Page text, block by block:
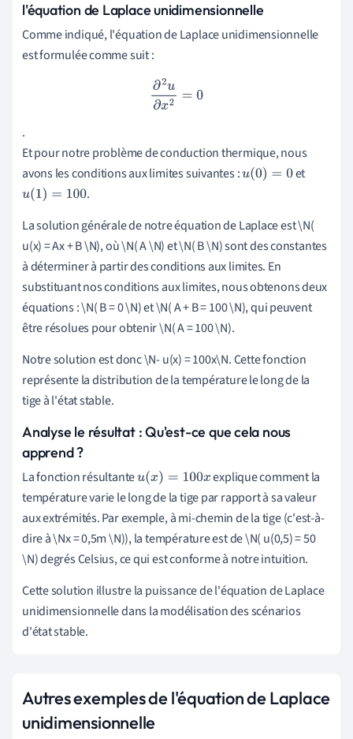
l'équation de Laplace unidimensionnelle
Comme indiqué, l'équation de Laplace unidimensionnelle
est formulée comme suit :
∂2u∂ 0
.
Et pour notre problème de conduction thermique, nous
avons les conditions aux limites suivantes :u(0)= 0
et
u(1)= 100
.
La solution générale de notre équation de Laplace est \N(
u(x) = Ax + B \N), où \N( A \N) et \N( B \N) sont des constantes
à déterminer à partir des conditions aux limites. En
substituant nos conditions aux limites, nous obtenons deux
équations : \N( B = 0 \N) et \N( A + B = 100 \N), qui peuvent
être résolues pour obtenir \N( A = 100 \N).
Notre solution est donc \N- u(x) = 100x\N. Cette fonction
représente la distribution de la température le long de la
tige à l'état stable.
Analyse le résultat : Qu'est-ce que cela nous
apprend ?
La fonction résultanteu(x)=100 x
explique comment la
température varie le long de la tige par rapport à sa valeur
aux extrémités. Par exemple, à mi-chemin de la tige (c'est-à-
dire à \Nx = 0,5m \N)), la température est de \N( u(0,5) = 50
\N) degrés Celsius, ce qui est conforme à notre intuition.
Cette solution illustre la puissance de l'équation de Laplace
unidimensionnelle dans la modélisation des scénarios
d'état stable.
Autres exemples de l'équation de Laplace
unidimensionnelle